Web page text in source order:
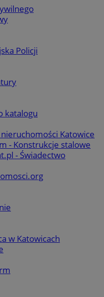
Policji
katalogu
Katowice
- Konstrukcje stalowe
- Świadectwo
w Katowicach